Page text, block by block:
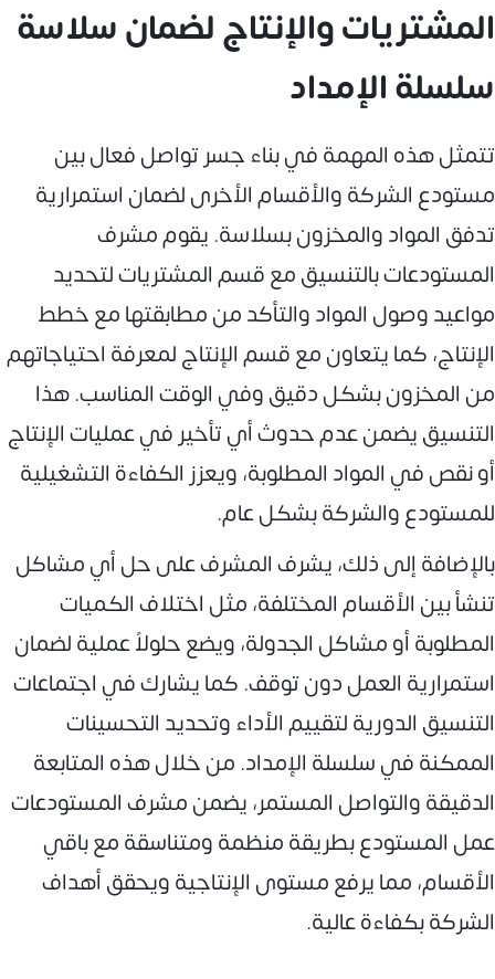
المشتريات والإنتاج لضمان سلاسة
سلسلة الإمداد
تتمثل هذه المهمة في بناء جسر تواصل فعال بين
مستودع الشركة والأقسام الأخرى لضمان استمرارية
تدفق المواد والمخزون بسلاسة. يقوم مشرف
المستودعات بالتنسيق مع قسم المشتريات لتحديد
مواعيد وصول المواد والتأكد من مطابقتها مع خطط
الإنتاج، كما يتعاون مع قسم الإنتاج لمعرفة احتياجاتهم
من المخزون بشكل دقيق وفي الوقت المناسب. هذا
التنسيق يضمن عدم حدوث أي تأخير في عمليات الإنتاج
أو نقص في المواد المطلوبة، ويعزز الكفاءة التشغيلية
للمستودع والشركة بشكل عام.
بالإضافة إلى ذلك، يشرف المشرف على حل أي مشاكل
تنشأ بين الأقسام المختلفة، مثل اختلاف الكميات
المطلوبة أو مشاكل الجدولة، ويضع حلولاً عملية لضمان
استمرارية العمل دون توقف. كما يشارك في اجتماعات
التنسيق الدورية لتقييم الأداء وتحديد التحسينات
الممكنة في سلسلة الإمداد. من خلال هذه المتابعة
الدقيقة والتواصل المستمر، يضمن مشرف المستودعات
عمل المستودع بطريقة منظمة ومتناسقة مع باقي
الأقسام، مما يرفع مستوى الإنتاجية ويحقق أهداف
الشركة بكفاءة عالية.